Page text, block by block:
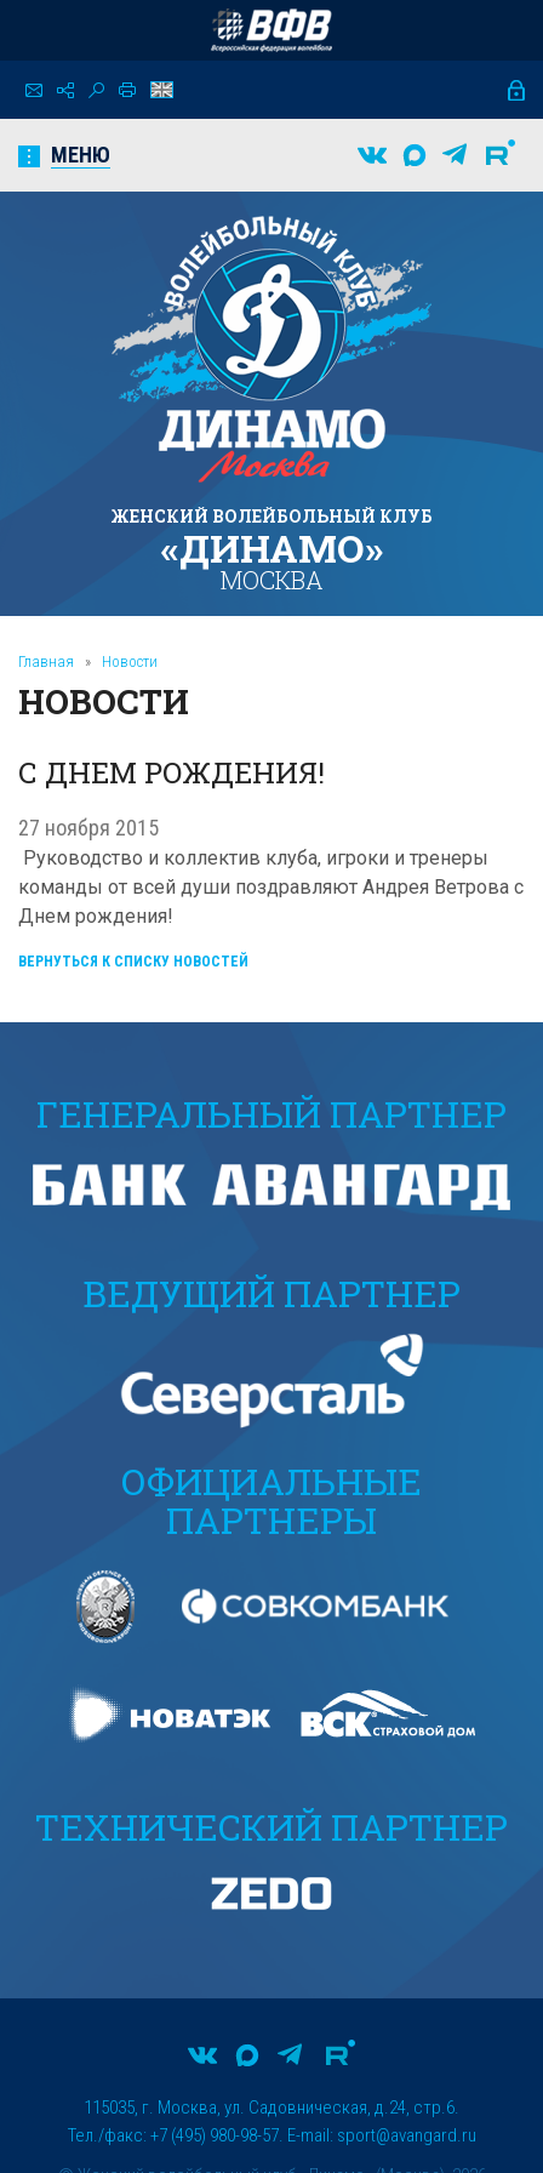
МЕНЮ
ЖЕНСКИЙ ВОЛЕЙБОЛЬНЫЙ КЛУБ
«ДИНАМО»
МОСКВА
Главная » Новости
НОВОСТИ
С ДНЕМ РОЖДЕНИЯ!
27 ноября 2015
Руководство и коллектив клуба, игроки и тренеры
команды от всей души поздравляют Андрея Ветрова с
Днем рождения!
ВЕРНУТЬСЯ К СПИСКУ НОВОСТЕЙ
ГЕНЕРАЛЬНЫЙ ПАРТНЕР
ВЕДУЩИЙ ПАРТНЕР
ОФИЦИАЛЬНЫЕ
ПАРТНЕРЫ
ТЕХНИЧЕСКИЙ ПАРТНЕР
115035, г. Москва, ул. Садовническая, д.24, стр.6.
Тел./факс: +7 (495) 980-98-57. E-mail: sport@avangard.ru